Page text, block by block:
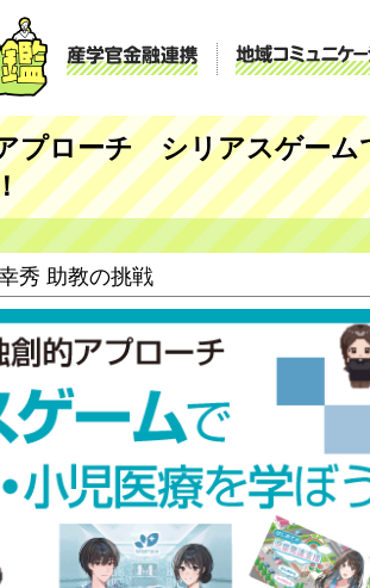
産学官金融連携
プローチ シリアスゲーム
秀 助教の挑戦